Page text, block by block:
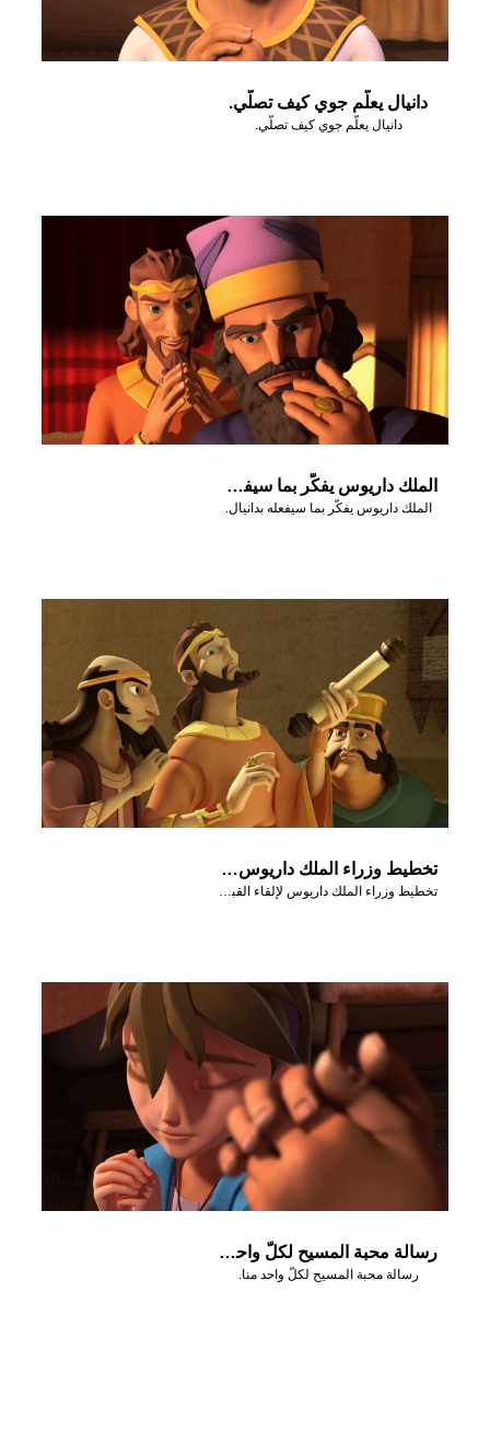
دانيال يعلّم جوي كيف تصلّي.
دانيال يعلّم جوي كيف تصلّي.
الملك داريوس يفكّر بما سيفعله بدانيال.
الملك داريوس يفكّر بما سيفعله بدانيال.
تخطيط وزراء الملك داريوس لإلقاء القبض على دانيال.
تخطيط وزراء الملك داريوس لإلقاء القبض على دانيال.
رسالة محبة المسيح لكلّ واحد منا.
رسالة محبة المسيح لكلّ واحد منا.